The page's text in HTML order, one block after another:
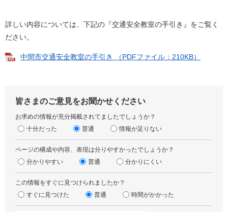
詳しい内容については、下記の『交通安全教室の手引き』をご覧く
ださい。
中間市交通安全教室の手引き （PDFファイル：210KB）
皆さまのご意見をお聞かせください
お求めの情報が充分掲載されてましたでしょうか？
十分だった
普通 情報が足りない
ページの構成や内容、表現は分りやすかったでしょうか？
分かりやすい
普通 分かりにくい
この情報をすぐに見つけられましたか？
すぐに見つけた
普通 時間がかかった